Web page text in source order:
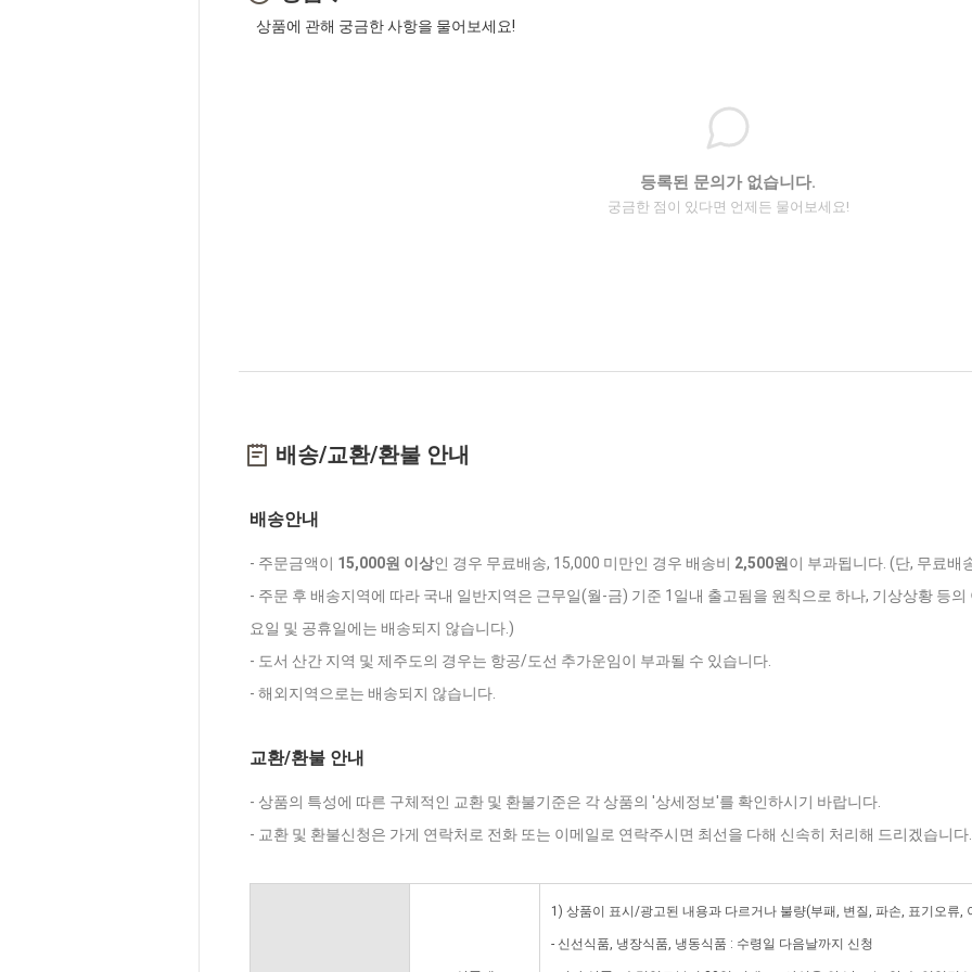
상품에 관해 궁금한 사항을 물어보세요!
등록된 문의가 없습니다.
궁금한 점이 있다면 언제든 물어보세요!
배송/교환/환불 안내
배송안내
- 주문금액이 15,000원 이상인 경우 무료배송, 15,000 미만인 경우 배송비 2,500원 이 부과됩니다. (단, 무료배
- 주문 후 배송지역에 따라 국내 일반지역은 근무일(월-금) 기준 1일내 출고됨을 원칙으로 하나, 기상상황 등
요일 및 공휴일에는 배송되지 않습니다.)
- 도서 산간 지역 및 제주도의 경우는 항공/도선 추가운임이 부과될 수 있습니다.
- 해외지역으로는 배송되지 않습니다.
교환/환불 안내
- 상품의 특성에 따른 구체적인 교환 및 환불기준은 각 상품의 '상세정보'를 확인하시기 바랍니다.
- 교환 및 환불신청은 가게 연락처로 전화 또는 이메일로 연락주시면 최선을 다해 신속히 처리해 드리겠습니다.
1) 상품이 표시/광고된 내용과 다르거나 불량(부패, 변질, 파손, 표기오류,
- 신선식품, 냉장식품, 냉동식품 : 수령일 다음날까지 신청